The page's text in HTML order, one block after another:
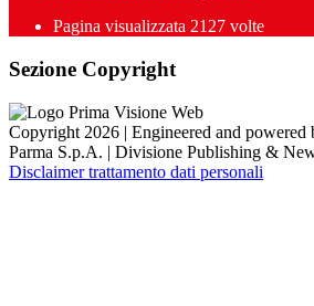
Pagina visualizzata 2127 volte
Sezione Copyright
Copyright 2026 | Engineered and powered
Parma S.p.A. | Divisione Publishing &
Disclaimer trattamento dati personali